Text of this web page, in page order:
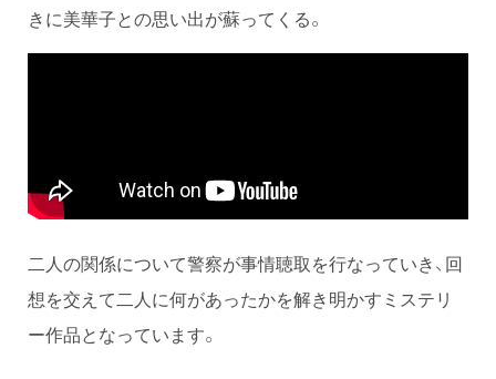
きに美華子との思い出が蘇ってくる。
二人の関係について警察が事情聴取を行なっていき、回
想を交えて二人に何があったかを解き明かすミステリ
ー作品となっています。